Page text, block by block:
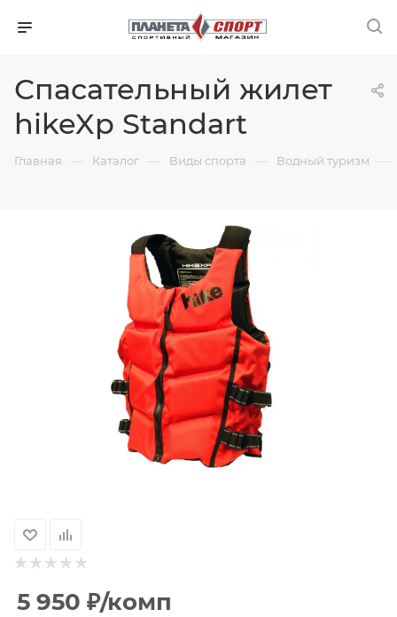
Спасательный жилет
hikeXp Standart
Главная — Каталог — Виды спорта — Водный туризм —
5 950 ₽/комп